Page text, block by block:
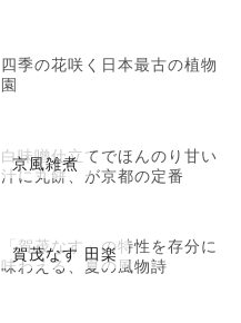
四季の花咲く日本最古の植物
園
京風雑煮
白味噌仕立てでほんのり甘い
汁に丸餅、が京都の定番
賀茂なす 田楽
「賀茂なす」の特性を存分に
味わえる、夏の風物詩